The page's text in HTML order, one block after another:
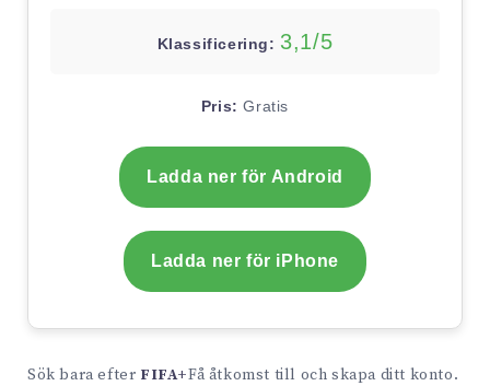
Klassificering: 3,1/5
Pris: Gratis
Ladda ner för Android
Ladda ner för iPhone
Sök bara efter FIFA+Få åtkomst till och skapa ditt konto.